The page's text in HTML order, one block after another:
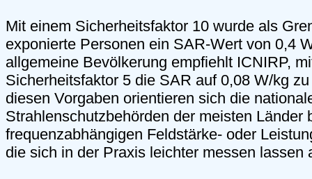
Mit einem Sicherheitsfaktor 10 wurde als
exponierte Personen ein SAR-Wert von 0,4
allgemeine Bevölkerung empfiehlt ICNIRP,
Sicherheitsfaktor 5 die SAR auf 0,08 W/kg
diesen Vorgaben orientieren sich die
Strahlenschutzbehörden der meisten Länder
frequenzabhängigen Feldstärke- oder
die sich in der Praxis leichter messen lassen